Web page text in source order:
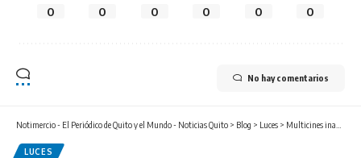
0 0 0 0 0 0
No hay comentarios
Notimercio - El Periódico de Quito y el Mundo - Noticias Quito > Blog > Luces > Multicines inaugura su nuevo centro de entretenimiento en el sur del país, en Gran Piazza Machala
LUCES